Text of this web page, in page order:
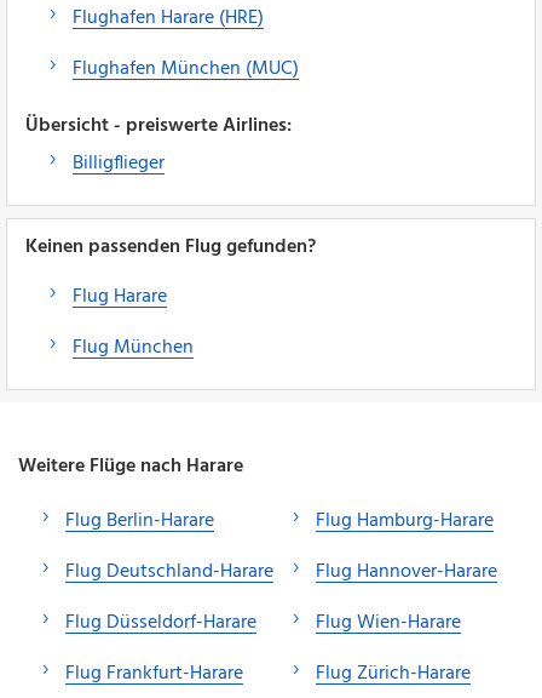
Flughafen Harare (HRE)
Flughafen München (MUC)
Übersicht - preiswerte Airlines:
Billigflieger
Keinen passenden Flug gefunden?
Flug Harare
Flug München
Weitere Flüge nach Harare
Flug Berlin-Harare
Flug Deutschland-Harare
Flug Düsseldorf-Harare
Flug Frankfurt-Harare
Flug Hamburg-Harare
Flug Hannover-Harare
Flug Wien-Harare
Flug Zürich-Harare